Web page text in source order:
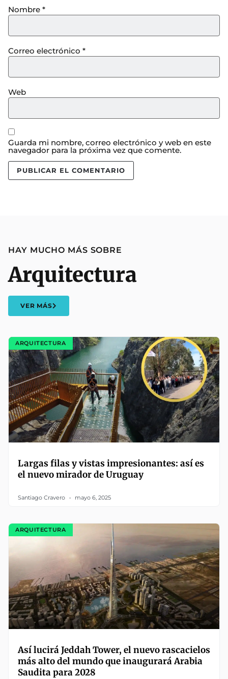
Nombre *
Correo electrónico *
Web
Guarda mi nombre, correo electrónico y web en este
navegador para la próxima vez que comente.
HAY MUCHO MÁS SOBRE
Arquitectura
VER MÁS
ARQUITECTURA
Largas filas y vistas impresionantes: así es
el nuevo mirador de Uruguay
Santiago Cravero mayo 6, 2025
ARQUITECTURA
Así lucirá Jeddah Tower, el nuevo rascacielos
más alto del mundo que inaugurará Arabia
Saudita para 2028